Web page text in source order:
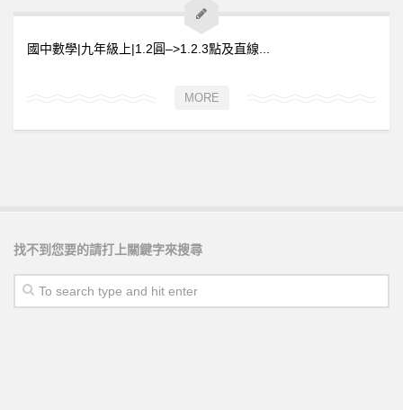
國中數學|九年級上|1.2圓–>1.2.3點及直線...
MORE
找不到您要的請打上關鍵字來搜尋